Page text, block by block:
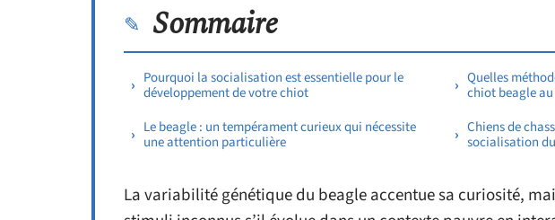
Sommaire
Pourquoi la socialisation est essentielle pour le
développement de votre chiot
Le beagle : un tempérament curieux qui nécessite
une attention particulière
Quelles
chiot beagle
Chiens de
socialisation
La variabilité génétique du beagle accentue sa curiosité,